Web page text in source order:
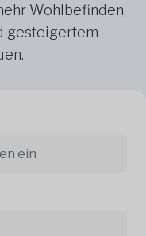
Wohlbefinden,
gesteigertem